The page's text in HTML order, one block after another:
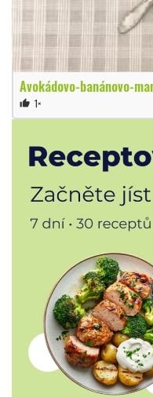
Avokádovo-banánovo-
thumb_up 1×